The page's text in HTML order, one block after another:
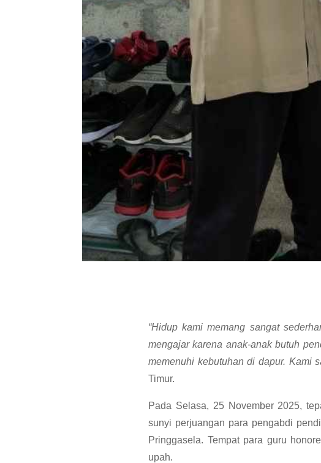
“Hidup kami memang sangat
mengajar karena anak-anak butuh
memenuhi kebutuhan di dapur. Kami
Timur.
Pada Selasa, 25 November 2025,
sunyi perjuangan para pengabdi
Pringgasela. Tempat para guru
upah.